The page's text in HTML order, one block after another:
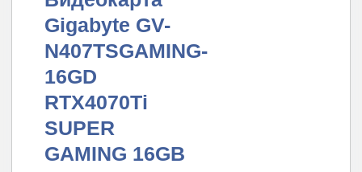
Gigabyte GV-
N407TSGAMING-
16GD
RTX4070Ti
SUPER
GAMING 16GB